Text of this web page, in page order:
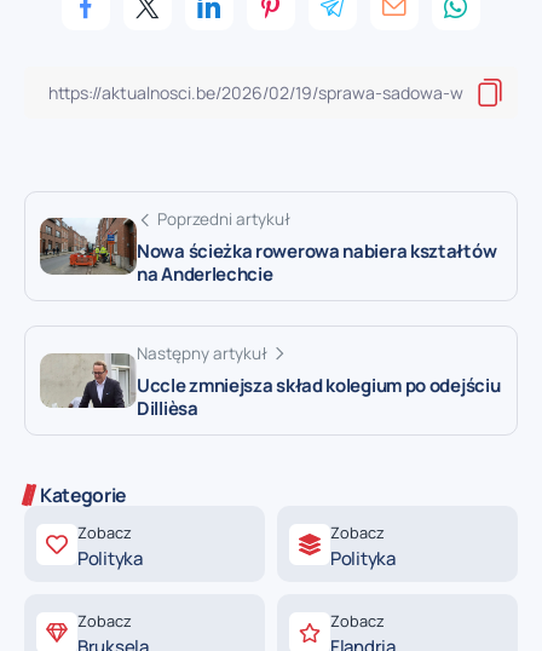
Poprzedni artykuł
Nowa ścieżka rowerowa nabiera kształtów
na Anderlechcie
Następny artykuł
Uccle zmniejsza skład kolegium po odejściu
Dillièsa
Kategorie
Zobacz
Polityka
Zobacz
Polityka
Zobacz Zobacz